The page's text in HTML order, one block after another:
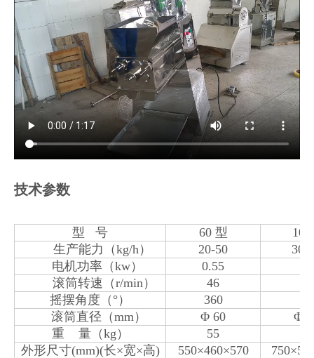
技术参数
型 号 60 型
生产能力（kg/h）
20-50
30-
电机功率（kw）
0.55
滚筒转速（r/min）
46
摇摆角度（°）
360
滚筒直径（mm）
Φ 60
Φ
重 量（kg）
55
外形尺寸(mm)(长×宽×高)
550×460×570